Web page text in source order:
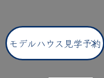
モデルハウス見学予約